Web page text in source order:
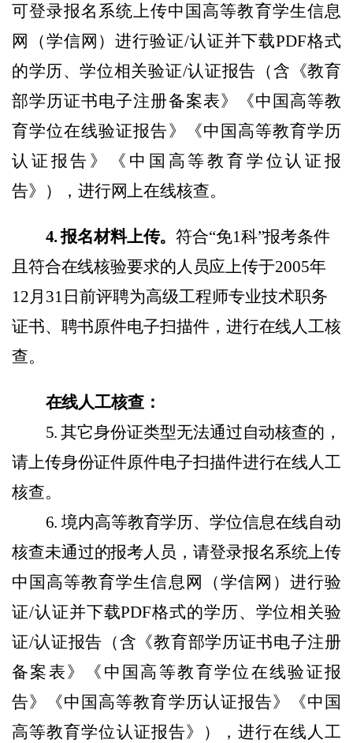
可登录报名系统上传中国高等教育学生信息
网（学信网）进行验证/认证并下载PDF格式
的学历、学位相关验证/认证报告（含《教育
部学历证书电子注册备案表》《中国高等教
育学位在线验证报告》《中国高等教育学历
认证报告》《中国高等教育学位认证报
告》）
，进行网上在线核查。
4.报名材料上传。符合“免1科”报考条件
且符合在线核验要求的人员应上传于2005年
12 月 31 日前评聘为高级工程师专业技术职务
证书、聘书原件电子扫描件，进行在线人工核
查。
在线人工核查：
5. 其它身份证类型无法通过自动核查的，
请上传身份证件原件电子扫描件进行在线人工
核查。
6. 境内高等教育学历、学位信息在线自动
核查未通过的报考人员， 请登录报名系统上传
中国高等教育学生信息网（学信网）进行验
证/认证并下载PDF格式的学历、学位相关验
证/认证报告（含《教育部学历证书电子注册
备案表》《中国高等教育学位在线验证报
告》《中国高等教育学历认证报告》《中国
高等教育学位认证报告》）
，进行在线 人工